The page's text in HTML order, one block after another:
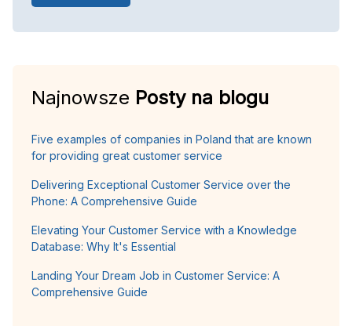
Najnowsze Posty na blogu
Five examples of companies in Poland that are known
for providing great customer service
Delivering Exceptional Customer Service over the
Phone: A Comprehensive Guide
Elevating Your Customer Service with a Knowledge
Database: Why It's Essential
Landing Your Dream Job in Customer Service: A
Comprehensive Guide